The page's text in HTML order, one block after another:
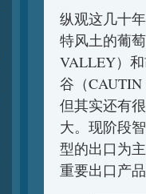
纵观这几十
特风土的葡
VALLEY）
谷（
但其实还有
大。现阶段
型的出口为
重要出口产